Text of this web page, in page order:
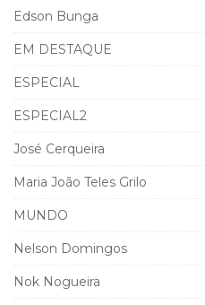
Edson Bunga
EM DESTAQUE
ESPECIAL
ESPECIAL2
José Cerqueira
Maria João Teles Grilo
MUNDO
Nelson Domingos
Nok Nogueira